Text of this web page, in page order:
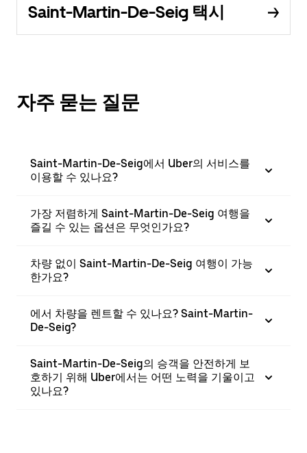
Saint-Martin-De-Seig 택시
자주 묻는 질문
Saint-Martin-De-Seig에서 Uber의 서비스를
이용할 수 있나요?
가장 저렴하게 Saint-Martin-De-Seig 여행을
즐길 수 있는 옵션은 무엇인가요?
차량 없이 Saint-Martin-De-Seig 여행이 가능
한가요?
에서 차량을 렌트할 수 있나요? Saint-Martin-
De-Seig?
Saint-Martin-De-Seig의 승객을 안전하게 보
호하기 위해 Uber에서는 어떤 노력을 기울이고
있나요?